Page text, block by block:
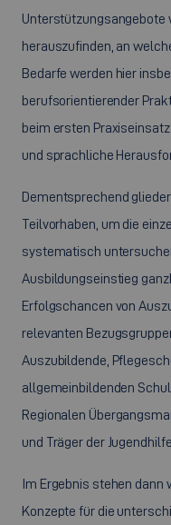
Unterstützungsangebote
herauszufinden, an
Bedarfe werden hier
berufsorientierender
beim ersten
und sprachliche
Dementsprechend
Teilvorhaben, um die
systematisch
Ausbildungseinstieg
Erfolgschancen von
relevanten
Auszubildende,
allgemeinbildenden
Regionalen
und Träger der Jugendhilfe.
Im Ergebnis stehen
Konzepte für die